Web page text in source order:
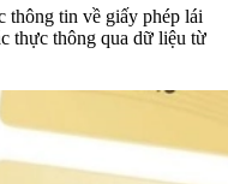
thông tin về giấy phép lái
thực thông qua dữ liệu từ